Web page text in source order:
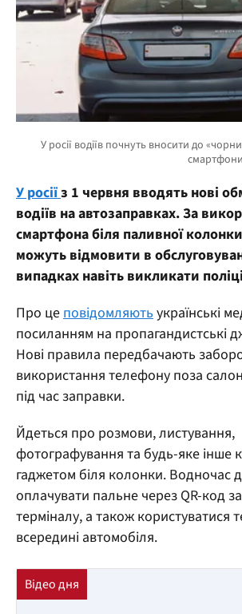
У росіїз 1 червня вводять нові
водіїв на автозаправках. За
смартфона біля паливної
можуть відмовити в
випадках навіть викликати
Про це повідомляють українські
посиланням на пропагандистські
Нові правила передбачають
використання телефону поза
під час заправки.
Йдеться про розмови, листування,
фотографування та будь-яке інше
гаджетом біля колонки. Водночас
оплачувати пальне через QR-код
терміналу, а також користуватися
всередині автомобіля.